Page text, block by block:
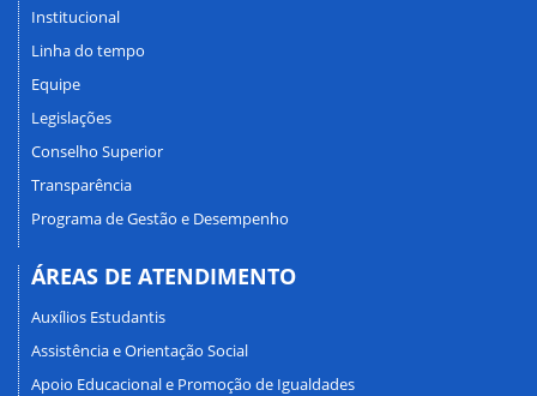
Institucional
Linha do tempo
Equipe
Legislações
Conselho Superior
Transparência
Programa de Gestão e Desempenho
ÁREAS DE ATENDIMENTO
Auxílios Estudantis
Assistência e Orientação Social
Apoio Educacional e Promoção de Igualdades